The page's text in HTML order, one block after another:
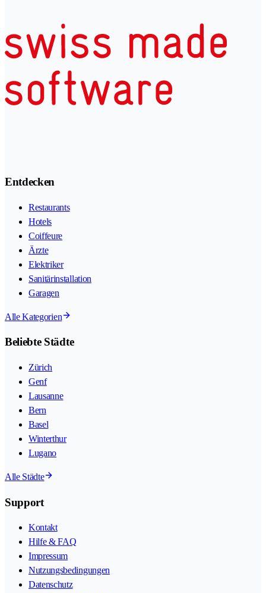
Entdecken
Restaurants
Hotels
Coiffeure
Ärzte
Elektriker
Sanitärinstallation
Garagen
Alle Kategorien
Beliebte Städte
Zürich
Genf
Lausanne
Bern
Basel
Winterthur
Lugano
Alle Städte
Support
Kontakt
Hilfe & FAQ
Impressum
Nutzungsbedingungen
Datenschutz